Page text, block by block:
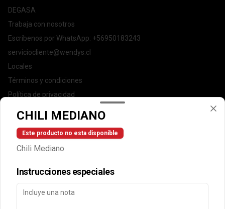
DEGASA
Trabaja con nosotros
Escríbenos por WhatsApp: +56950183243
serviciocliente@wendys.cl
Locales
Términos y condiciones
Política de privacidad
Redes sociales
Instagram
Facebook
Mi cuenta
CHILI MEDIANO
Este producto no esta disponible
Chili Mediano
Instrucciones especiales